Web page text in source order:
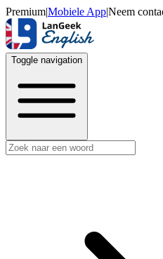
Premium|Mobiele App|Neem
Toggle navigation